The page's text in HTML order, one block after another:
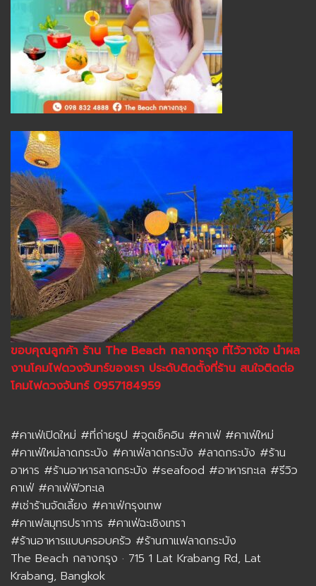
ขอบคุณลูกค้า ร้าน The Beach กลางกรุง ที่ไว้วางใจ นำผล
งานโคมไฟดวงจันทร์ของเรา ประดับติดตั้งที่ร้าน สนใจติดต่อ
โคมไฟดวงจันทร์ 0957184959
#คาเฟ่เปิดใหม่ #ที่ถ่ายรูป #จุดเช็คอิน #คาเฟ่ #คาเฟ่ใหม่
#คาเฟ่ใหม่ลาดกระบัง #คาเฟ่ลาดกระบัง #ลาดกระบัง #ร้าน
อาหาร #ร้านอาหารลาดกระบัง #seafood #อาหารทะเล #รีวิว
คาเฟ่ #คาเฟ่ฟิวทะเล
#เช่าร้านจัดเลี้ยง #คาเฟ่กรุงเทพ
#คาเฟสมุทรปราการ #คาเฟ่ฉะเชิงเทรา
#ร้านอาหารแบบครอบครัว #ร้านกาแฟลาดกระบัง
The Beach กลางกรุง · 715 1 Lat Krabang Rd, Lat
Krabang, Bangkok